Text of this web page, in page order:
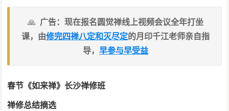
广告：现在报名圆觉禅线上视频会议全年打坐
课，由修完四禅八定和灭尽定的月印千江老师亲自指
导， 早参与早受益
春节《如来禅》长沙禅修班
禅修总结摘选